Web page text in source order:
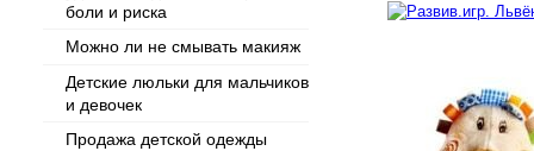
боли и риска
Можно ли не смывать макияж
Детские люльки для мальчиков
и девочек
Продажа детской одежды